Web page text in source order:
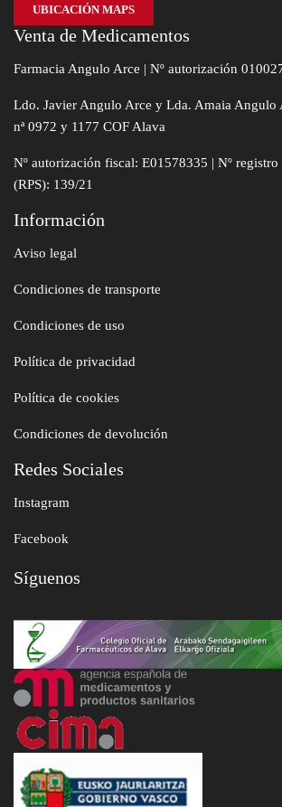
UBICACIÓN MAPS
Venta de Medicamentos
Farmacia Angulo Arce | Nº autorización
Ldo. Javier Angulo Arce y Lda. Amaia Angulo
nª 0972 y 1177 COF Alava
Nº autorización fiscal: E01578335 | Nº
(RPS): 139/21
Información
Aviso legal
Condiciones de transporte
Condiciones de uso
Política de privacidad
Política de cookies
Condiciones de devolución
Redes Sociales
Instagram
Facebook
Síguenos